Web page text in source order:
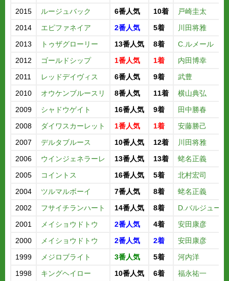
2015
ルージュバック 6番人気 10着
戸崎圭太
2014
エピファネイア 2番人気 5着
川田将雅
2013
トゥザグローリー 13番人気 8着
C.ルメール
2012
ゴールドシップ 1番人気 1着
内田博幸
2011
レッドデイヴィス 6番人気 9着
武豊
2010
オウケンブルースリ 8番人気 11着
横山典弘
2009
シャドウゲイト 16番人気 9着
田中勝春
2008
ダイワスカーレット 1番人気 1着
安藤勝己
2007
デルタブルース 10番人気 12着
川田将雅
2006
ウインジェネラーレ 13番人気 13着
蛯名正義
2005
コイントス 16番人気 5着
北村宏司
2004
ツルマルボーイ 7番人気 8着
蛯名正義
2002
フサイチランハート 14番人気 8着
D.バルジュー
2001
メイショウドトウ 2番人気 4着
安田康彦
2000
メイショウドトウ 2番人気 2着
安田康彦
1999
メジロブライト 3番人気 5着
河内洋
1998
キングヘイロー 10番人気 6着
福永祐一